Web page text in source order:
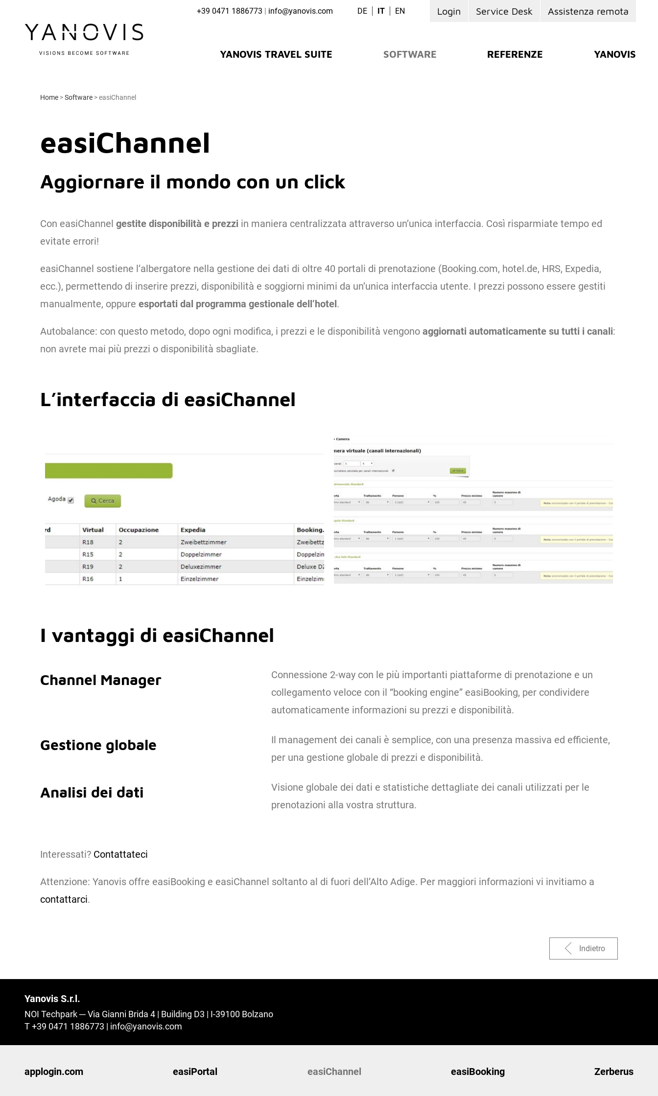
+39 0471 1886773 | info@yanovis.com DE IT EN Login Service Desk Assistenza remota
YANOVIS TRAVEL SUITE SOFTWARE REFERENZE YANOVIS
Home >Software >easiChannel
easiChannel
Aggiornare il mondo con un click
Con easiChannel gestite disponibilità e prezzi in maniera centralizzata attraverso un’unica interfaccia. Così risparmiate tempo ed
evitate errori!
easiChannel sostiene l’albergatore nella gestione dei dati di oltre 40 portali di prenotazione (Booking.com, hotel.de, HRS, Expedia,
ecc.), permettendo di inserire prezzi, disponibilità e soggiorni minimi da un’unica interfaccia utente. I prezzi possono essere gestiti
manualmente, oppure esportati dal programma gestionale dell’hotel.
Autobalance: con questo metodo, dopo ogni modifica, i prezzi e le disponibilità vengono aggiornati automaticamente su tutti i canali:
non avrete mai più prezzi o disponibilità sbagliate.
L’interfaccia di easiChannel
I vantaggi di easiChannel
Channel Manager
Connessione 2-way con le più importanti piattaforme di prenotazione e un
collegamento veloce con il “booking engine” easiBooking, per condividere
automaticamente informazioni su prezzi e disponibilità.
Gestione globale
Il management dei canali è semplice, con una presenza massiva ed efficiente,
per una gestione globale di prezzi e disponibilità.
Analisi dei dati
Visione globale dei dati e statistiche dettagliate dei canali utilizzati per le
prenotazioni alla vostra struttura.
Interessati? Contattateci
Attenzione: Yanovis offre easiBooking e easiChannel soltanto al di fuori dell’Alto Adige. Per maggiori informazioni vi invitiamo a
contattarci.
Indietro
Yanovis S.r.l.
NOI Techpark
Via Gianni Brida 4 | Building D3 | I-39100 Bolzano
T +39 0471 1886773 | info@yanovis.com
applogin.com easiPortal easiChannel easiBooking Zerberus